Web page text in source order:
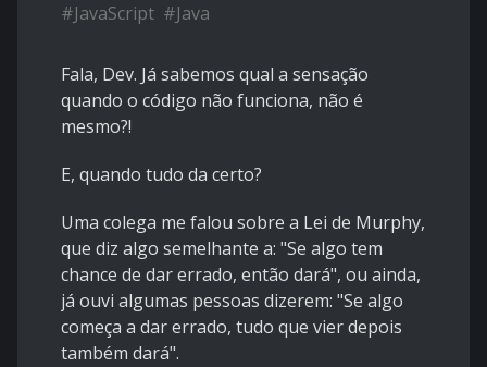
#JavaScript #Java
Fala, Dev. Já sabemos qual a sensação
quando o código não funciona, não é
mesmo?!
E, quando tudo da certo?
Uma colega me falou sobre a Lei de Murphy,
que diz algo semelhante a: "Se algo tem
chance de dar errado, então dará", ou ainda,
já ouvi algumas pessoas dizerem: "Se algo
começa a dar errado, tudo que vier depois
também dará".